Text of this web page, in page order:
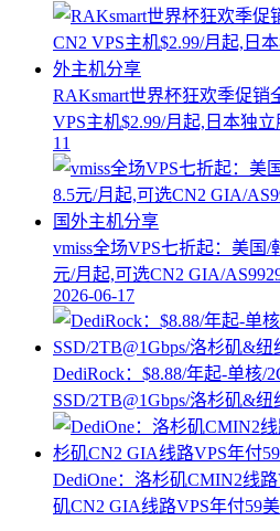
RAKsmart世界杯狂欢季促销
VPS主机$2.99/月起,日本独
11
vmiss全场VPS七折起：美国/
元/月起,可选CN2 GIA/
2026-06-17
DediRock：$8.88/年起-单核/
SSD/2TB@1Gbps/洛杉矶&纽
DediOne：洛杉矶CMIN2线
矶CN2 GIA线路VPS年付59